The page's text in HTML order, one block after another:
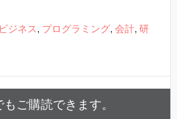
ビジネス , プログラミング, 会計, 研
もご購読できます。